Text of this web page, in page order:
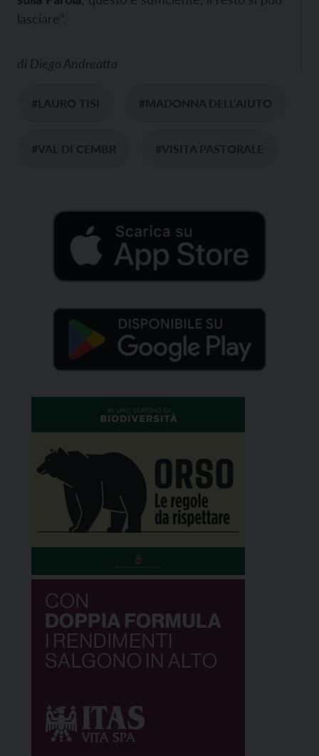
lasciare”.
di Diego Andreatta
#LAURO TISI #MADONNA DELL’AIUTO
#VAL DI CEMBR #VISITA PASTORALE